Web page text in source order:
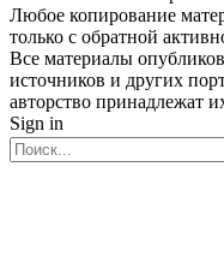
Любое копирование
только с обратной
Все материалы
источников и других
авторство принадлежат
Sign in